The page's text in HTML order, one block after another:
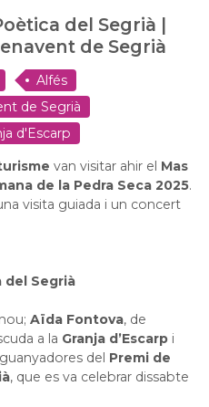
del Segrià |
de Segrià
Alfés
de Segrià
d'Escarp
van visitar ahir el Mas
de la Pedra Seca 2025.
visita guiada i un concert
del Segrià
Aïda Fontova, de
a la Granja d’Escarp i
del Premi de
, que es va celebrar dissabte